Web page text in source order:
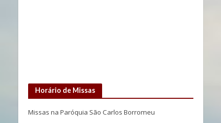
Horário de Missas
Missas na Paróquia São Carlos Borromeu